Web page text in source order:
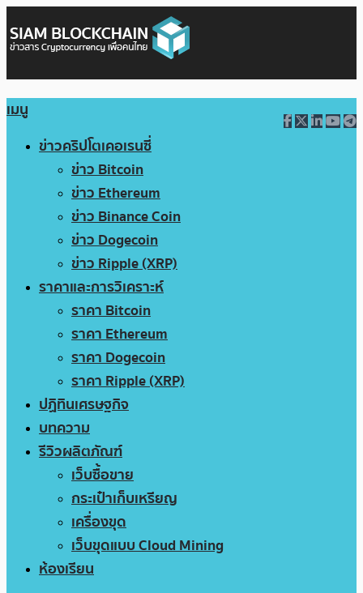
เมนู
ข่าวคริปโตเคอเรนซี่
ข่าว Bitcoin
ข่าว Ethereum
ข่าว Binance Coin
ข่าว Dogecoin
ข่าว Ripple (XRP)
ราคาและการวิเคราะห์
ราคา Bitcoin
ราคา Ethereum
ราคา Dogecoin
ราคา Ripple (XRP)
ปฏิทินเศรษฐกิจ
บทความ
รีวิวผลิตภัณฑ์
เว็บซื้อขาย
กระเป๋าเก็บเหรียญ
เครื่องขุด
เว็บขุดแบบ Cloud Mining
ห้องเรียน